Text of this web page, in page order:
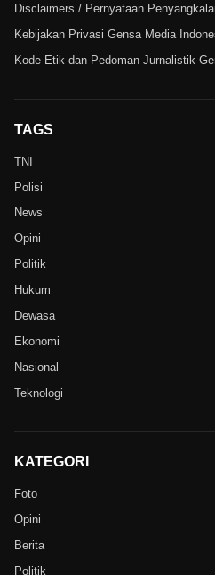
Disclaimers / Pernyataan
Kebijakan Privasi Gensa Media
Kode Etik dan Pedoman Jurnalistik
TAGS
TNI
Polisi
News
Opini
Politik
Hukum
Dewasa
Ekonomi
Nasional
Teknologi
KATEGORI
Foto
Opini
Berita
Politik